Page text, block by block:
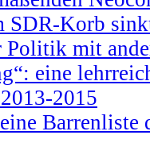
Korb
Politik mit
eine
2015
Barrenliste